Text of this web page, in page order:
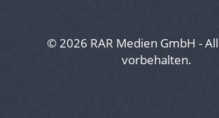
© 2026 RAR Medien GmbH -
vorbehalten.